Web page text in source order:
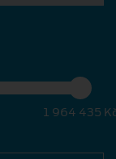
1 964 435